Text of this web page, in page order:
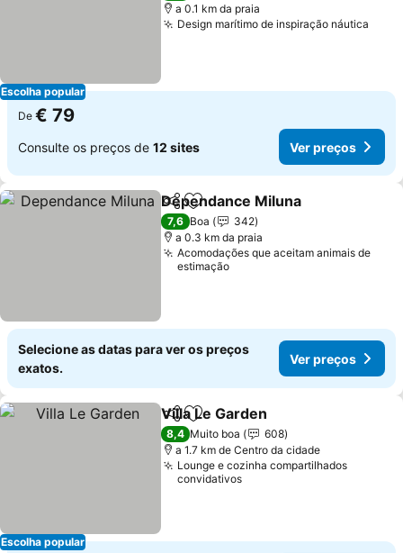
Escolha popular
a 0.1 km da praia
Design marítimo de inspiração náutica
De € 79
Consulte os preços de 12 sites Ver preços
PartilharAdicionar aos favoritos
Dependance Miluna
7,6 Boa
342
a 0.3 km da praia
Acomodações que aceitam animais de
estimação
Selecione as datas para ver os preços
exatos.
Ver preços
Escolha popular
PartilharAdicionar aos favoritos
Villa Le Garden
8,4 Muito boa
608
a 1.7 km de Centro da cidade
Lounge e cozinha compartilhados
convidativos